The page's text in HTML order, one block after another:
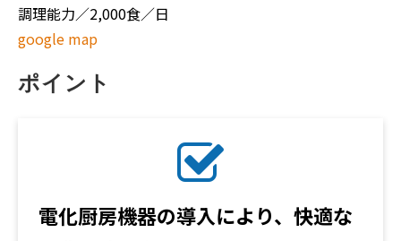
調理能力／2,000食／日
google map
ポイント
電化厨房機器の導入により、快適な